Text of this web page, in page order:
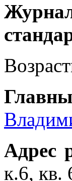
Адрес
к.6, кв.